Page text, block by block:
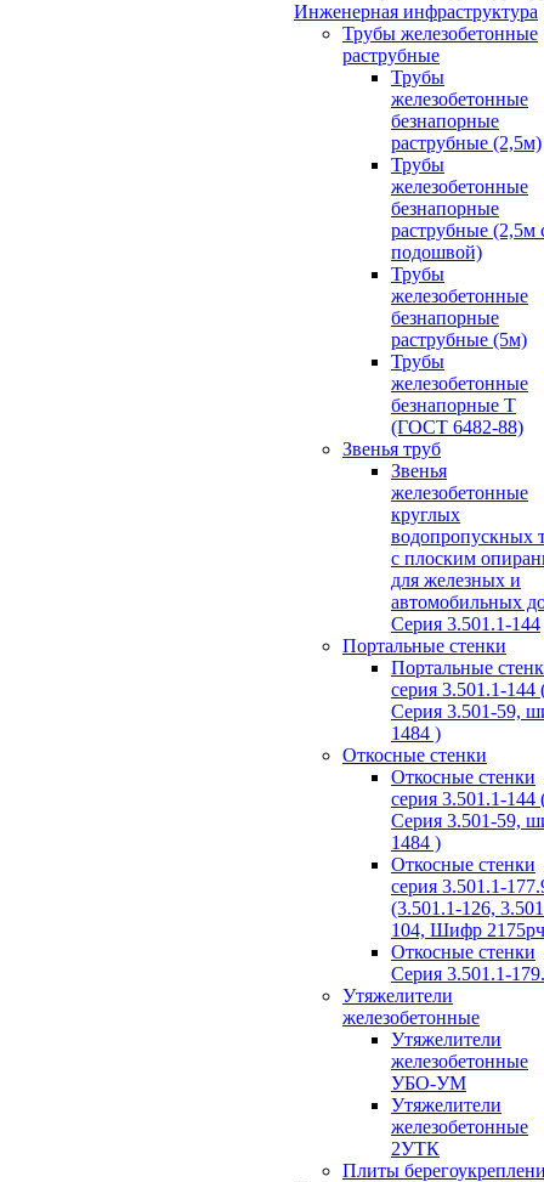
Инженерная инфраструктура
Трубы железобетонные
раструбные
Трубы
железобетонные
безнапорные
раструбные (2,5м)
Трубы
железобетонные
безнапорные
раструбные (2,5м
подошвой)
Трубы
железобетонные
безнапорные
раструбные (5м)
Трубы
железобетонные
безнапорные Т
(ГОСТ 6482-88)
Звенья труб
Звенья
железобетонные
круглых
водопропускных
с плоским
для железных и
автомобильных
Серия 3.501.1-144
Портальные стенки
Портальные
серия 3.501.1-144
Серия 3.501-59,
1484 )
Откосные стенки
Откосные стенки
серия 3.501.1-144
Серия 3.501-59,
1484 )
Откосные стенки
серия 3.501.1-
(3.501.1-126,
104, Шифр
Откосные стенки
Серия 3.501.1-
Утяжелители
железобетонные
Утяжелители
железобетонные
УБО-УМ
Утяжелители
железобетонные
2УТК
Плиты